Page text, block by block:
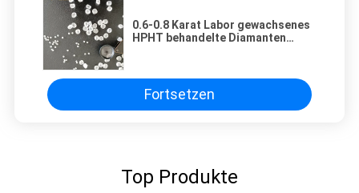
0.6-0.8 Karat Labor gewachsenes
HPHT behandelte Diamanten
Fortsetzen
Top Produkte